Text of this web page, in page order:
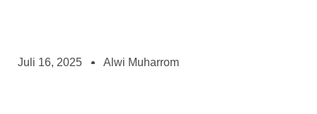
Juli 16, 2025 Alwi Muharrom